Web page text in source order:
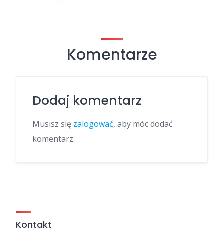
Komentarze
Dodaj komentarz
Musisz się zalogować, aby móc dodać
komentarz.
Kontakt